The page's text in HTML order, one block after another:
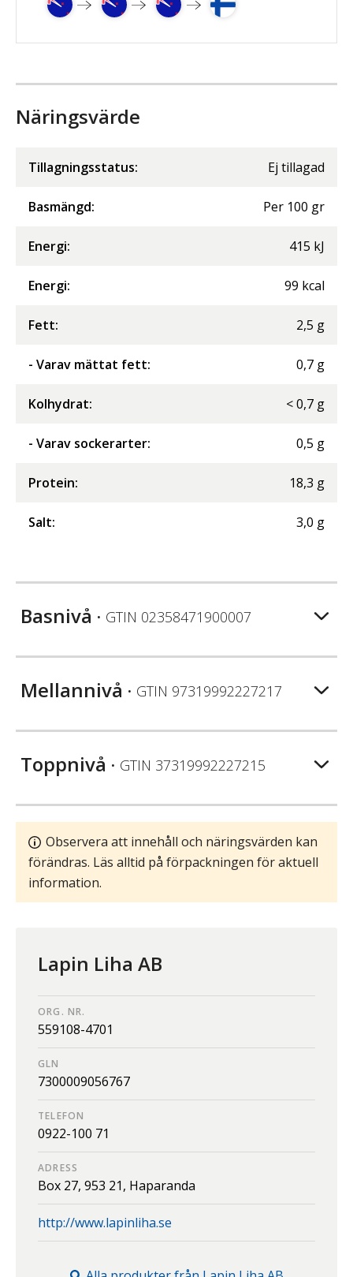
Näringsvärde
Tillagningsstatus: Ej tillagad
Basmängd: Per 100 gr
Energi: 415 kJ
Energi: 99 kcal
Fett: 2,5 g
- Varav mättat fett: 0,7 g
Kolhydrat: <0,7 g
- Varav sockerarter: 0,5 g
Protein: 18,3 g
Salt: 3,0 g
Basnivå • GTIN 02358471900007
Mellannivå • GTIN 97319992227217
Toppnivå • GTIN 37319992227215
Observera att innehåll och näringsvärden kan
förändras. Läs alltid på förpackningen för aktuell
information.
Lapin Liha AB
ORG. NR.
559108-4701
GLN
7300009056767
TELEFON
0922-100 71
ADRESS
Box 27, 953 21, Haparanda
http://www.lapinliha.se